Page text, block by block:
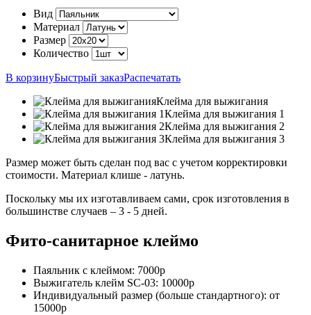
Вид
Материал
Размер
Количество
В корзинуБыстрый заказРаспечатать
Клейма для выжигания
Клейма для выжигания 1
Клейма для выжигания 2
Клейма для выжигания 3
Размер может быть сделан под вас с учетом корректировки
стоимости. Материал клише - латунь.
Поскольку мы их изготавливаем сами, срок изготовления в
большинстве случаев – 3 - 5 дней.
Фито-санитарное клеймо
Паяльник с клеймом: 7000р
Выжигатель клейм SC-03: 10000р
Индивидуальный размер (больше стандартного): от
15000р